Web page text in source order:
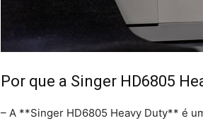
Por que a Singer HD6805
– A **Singer HD6805 Heavy Duty** é